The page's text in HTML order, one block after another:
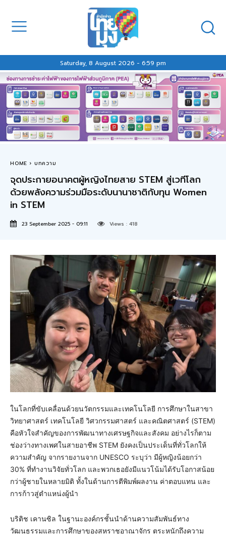
Saturday, 8 August 2026 - 6:59 pm
HOME บทความ
จุดประกายอนาคตผู้หญิงไทยสาย STEM สู่เวทีโลก
ด้วยพลังความร่วมมือระดับนานาชาติกับทุน Women
in STEM
23 September 2025 - 09:11 Views : 418
ในโลกที่ขับเคลื่อนด้วยนวัตกรรมและเทคโนโลยี การศึกษาในสาขา
วิทยาศาสตร์ เทคโนโลยี วิศวกรรมศาสตร์ และคณิตศาสตร์ (STEM)
คือหัวใจสำคัญของการพัฒนาทางเศรษฐกิจและสังคม อย่างไรก็ตาม
ช่องว่างทางเพศในสายอาชีพ STEM ยังคงเป็นประเด็นที่ทั่วโลกให้
ความสำคัญ จากรายงานจาก UNESCO ระบุว่า มีผู้หญิงน้อยกว่า
30% ที่ทำงานวิจัยทั่วโลก และพวกเธอยังมีแนวโน้มได้รับโอกาสน้อย
กว่าผู้ชายในหลายมิติ ทั้งในด้านการตีพิมพ์ผลงาน ค่าตอบแทน และ
การก้าวสู่ตำแหน่งผู้นำ
บริติช เคานซิล ในฐานะองค์กรชั้นนำด้านความสัมพันธ์ทาง
วัฒนธรรมและการศึกษาของสหราชอาณาจักร ตระหนักถึงความ